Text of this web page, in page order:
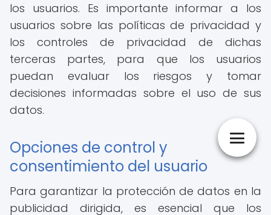
los usuarios. Es importante informar a los
usuarios sobre las políticas de privacidad y
los controles de privacidad de dichas
terceras partes, para que los usuarios
puedan evaluar los riesgos y tomar
decisiones informadas sobre el uso de sus
datos.
Opciones de control y
consentimiento del usuario
Para garantizar la protección de datos en la
publicidad dirigida, es esencial que los